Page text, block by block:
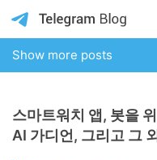
Show more posts
스마트워치 앱, 봇을
AI 가디언, 그리고 그